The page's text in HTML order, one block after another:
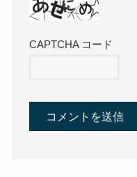
CAPTCHA コード